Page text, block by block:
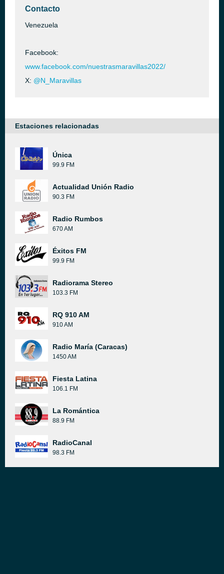
Contacto
Venezuela
Facebook:
www.facebook.com/nuestrasmaravillas2022/
X: @N_Maravillas
Estaciones relacionadas
Única
99.9 FM
Actualidad Unión Radio
90.3 FM
Radio Rumbos
670 AM
Éxitos FM
99.9 FM
Radiorama Stereo
103.3 FM
RQ 910 AM
910 AM
Radio María (Caracas)
1450 AM
Fiesta Latina
106.1 FM
La Romántica
88.9 FM
RadioCanal
98.3 FM